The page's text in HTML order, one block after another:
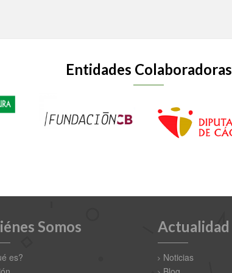
Entidades Colaboradoras
Somos
es?
Actualidad
Noticias